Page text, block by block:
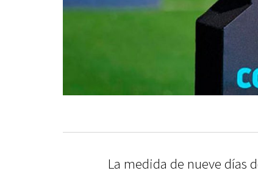
La medida de nueve días